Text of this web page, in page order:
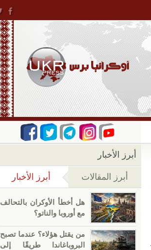
أبرز الأخبار
أبرز المقالات أبرز الأخبار
هل أخطأ الأوكران بالتحالف
مع أوروبا والناتو؟
من يقتل هؤلاء؟ عندما تصبح
البروباغاندا طريقًا إلى